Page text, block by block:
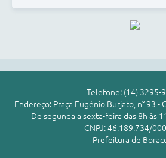
Telefone: (14) 3295-
Endereço: Praça Eugênio Burjato, n° 93 -
De segunda a sexta-feira das 8h às
CNPJ: 46.189.734/
Prefeitura de